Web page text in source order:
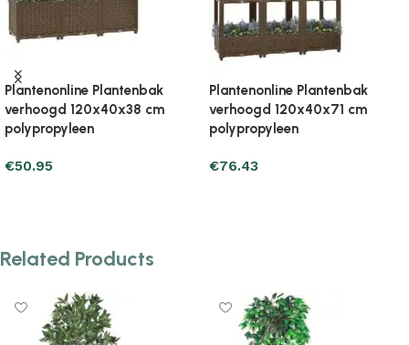
Plantenonline Plantenbak
verhoogd 160x40x38 cm
polypropyleen
€60.75
Plantenonline Plantenbak
verhoogd 160x40x38 cm
polypropyleen
€59.77
Related Products